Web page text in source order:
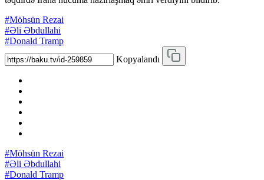
#Möhsün Rezai
#Əli Əbdullahi
#Donald Tramp
Kopyalandı
#Möhsün Rezai
#Əli Əbdullahi
#Donald Tramp